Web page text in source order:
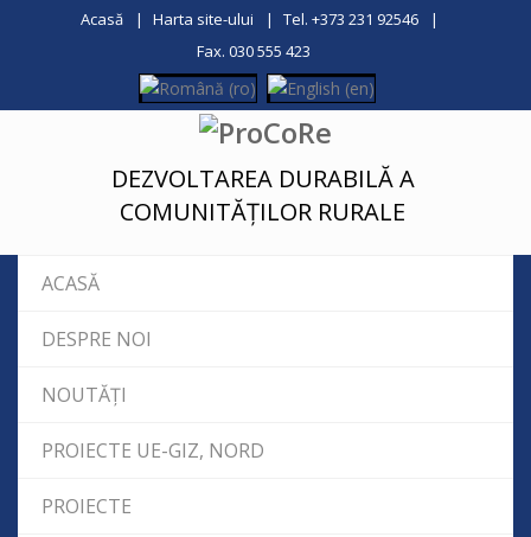
Acasă Harta site-ului
Tel. +373 231 92546
Fax. 030 555 423
DEZVOLTAREA DURABILĂ A
COMUNITĂȚILOR RURALE
ACASĂ
DESPRE NOI
NOUTĂȚI
PROIECTE UE-GIZ, NORD
PROIECTE